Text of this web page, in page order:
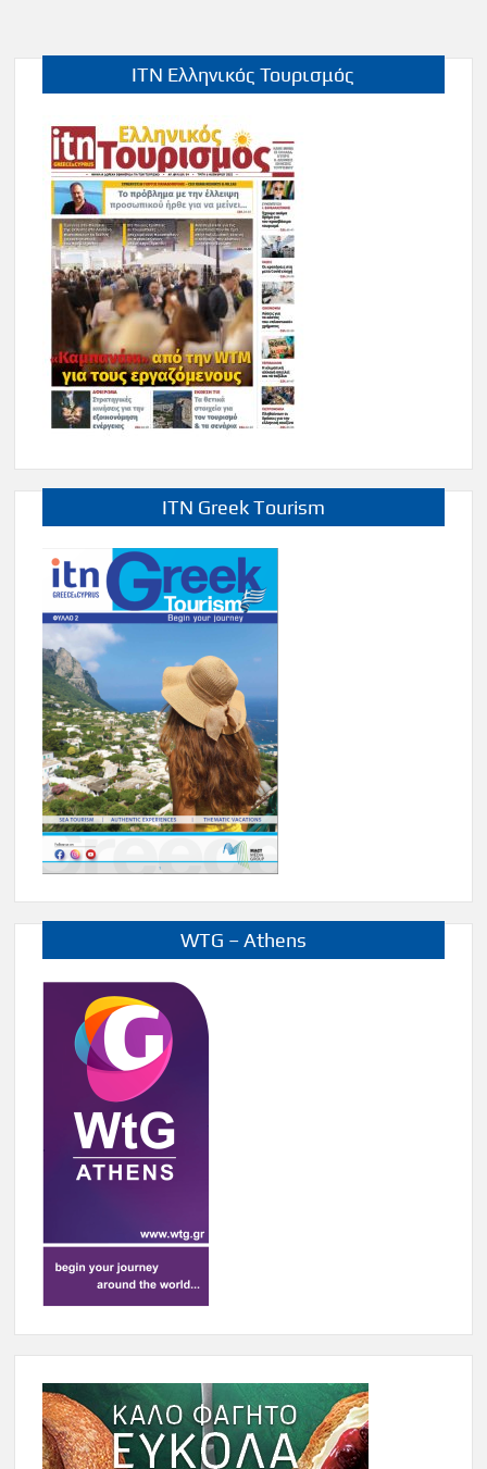
ITN Ελληνικός Τουρισμός
ITN Greek Tourism
WTG – Athens